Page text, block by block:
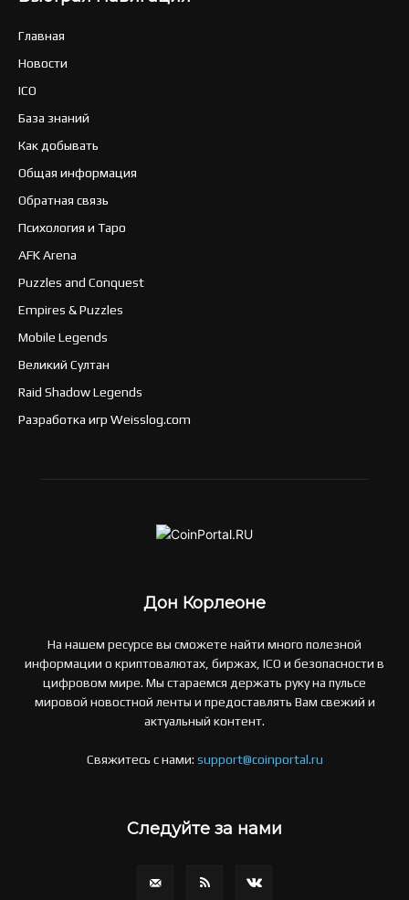
Главная
Новости
ICO
База знаний
Как добывать
Общая информация
Обратная связь
Психология и Таро
AFK Arena
Puzzles and Conquest
Empires & Puzzles
Mobile Legends
Великий Султан
Raid Shadow Legends
Разработка игр Weisslog.com
Дон Корлеоне
На нашем ресурсе вы сможете найти много полезной
информации о криптовалютах, биржах, ICO и безопасности в
цифровом мире. Мы стараемся держать руку на пульсе
мировой новостной ленты и предоставлять Вам свежий и
актуальный контент.
Свяжитесь с нами: support@coinportal.ru
Следуйте за нами